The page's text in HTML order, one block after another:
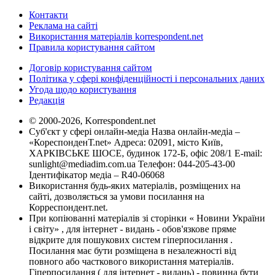
Контакти
Реклама на сайті
Використання матеріалів korrespondent.net
Правила користування сайтом
Договір користування сайтом
Політика у сфері конфіденційності і персональних даних
Угода щодо користування
Редакція
© 2000-2026, Korrespondent.net
Суб'єкт у сфері онлайн-медіа Назва онлайн-медіа –
«КореспонденТ.net» Адреса: 02091, місто Київ,
ХАРКІВСЬКЕ ШОСЕ, будинок 172-Б, офіс 208/1 E-mail:
sunlight@mediadim.com.ua Телефон: 044-205-43-00
Ідентифікатор медіа – R40-06068
Використання будь-яких матеріалів, розміщених на
сайті, дозволяється за умови посилання на
Корреспондент.net.
При копіюванні матеріалів зі сторінки « Новини України
і світу» , для інтернет - видань - обов'язкове пряме
відкрите для пошукових систем гіперпосилання .
Посилання має бути розміщена в незалежності від
повного або часткового використання матеріалів.
Гіперпосилання ( для інтернет - видань) - повинна бути